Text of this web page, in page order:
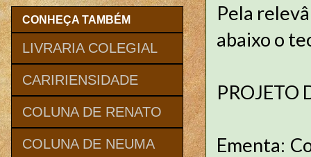
Pela
abaixo o
PROJETO
Ementa:
CONHEÇA TAMBÉM
LIVRARIA COLEGIAL
CARIRIENSIDADE
COLUNA DE RENATO
COLUNA DE NEUMA